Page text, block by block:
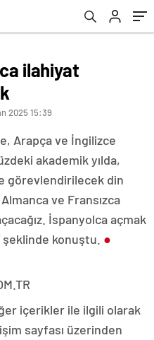
ilahiyat
2025 15:39
Arapça ve İngilizce
akademik yılda,
görevlendirilecek din
ve Fransızca
İspanyolca açmak
şeklinde konuştu. ●
içerikler ile ilgili olarak
sayfası üzerinden